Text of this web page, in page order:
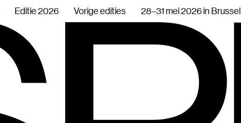
Editie 2026 Vorige edities 28–31 mei 2026 in Brussel